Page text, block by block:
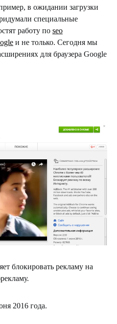
в ожидании загрузки
специальные
работу по seo
и не только. Сегодня мы
для браузера Google
блокировать рекламу на
2016 года.